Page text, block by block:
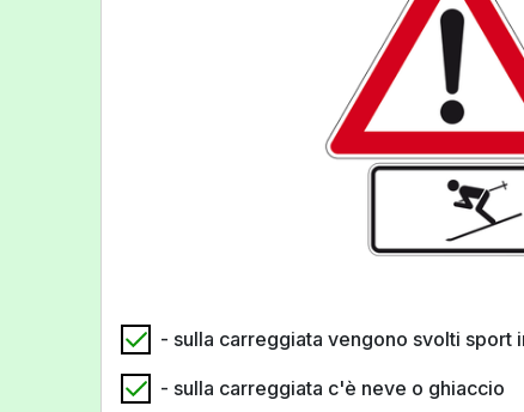
- sulla carreggiata vengono svolti sport
- sulla carreggiata c'è neve o ghiaccio